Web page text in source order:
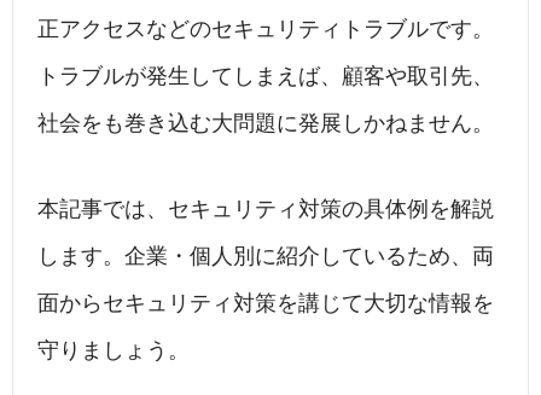
正アクセスなどのセキュリティトラブルです。
トラブルが発生してしまえば、顧客や取引先、
社会をも巻き込む大問題に発展しかねません。
本記事では、セキュリティ対策の具体例を解説
します。企業・個人別に紹介しているため、両
面からセキュリティ対策を講じて大切な情報を
守りましょう。